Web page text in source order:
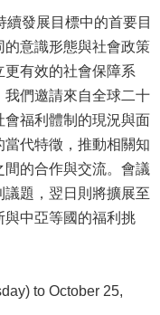
續發展目標中的首要目
意識形態與社會政策
有效的社會保障系
們邀請來自全球二十
福利體制的現況與面
代特徵，推動相關知
的合作與交流。會議
題，翌日則將擴展至
與中亞等國的福利挑
to October 25,